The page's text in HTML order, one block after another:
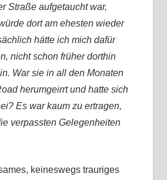
Straße aufgetaucht war,
dort am ehesten wieder
hätte ich mich dafür
nicht schon früher dorthin
War sie in all den Monaten
herumgeirrt und hatte sich
Es war kaum zu ertragen,
verpassten Gelegenheiten
keineswegs trauriges